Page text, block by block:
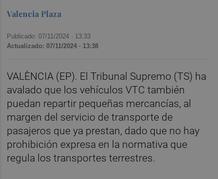
Valencia Plaza
Publicado: 07/11/2024 · 13:33
Actualizado: 07/11/2024 · 13:38
VALÈNCIA (EP). El Tribunal Supremo (TS) ha
avalado que los vehículos VTC también
puedan repartir pequeñas mercancías, al
margen del servicio de transporte de
pasajeros que ya prestan, dado que no hay
prohibición expresa en la normativa que
regula los transportes terrestres.